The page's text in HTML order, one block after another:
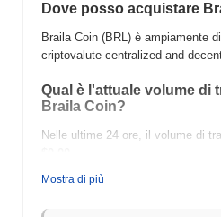
Dove posso acquistare
Braila Coin (BRL) è ampiamente
criptovalute centralized and
Qual è l'attuale volume di
Braila Coin?
Nelle ultime 24 ore, il volume di
Qual è lo storico della
Mostra di più